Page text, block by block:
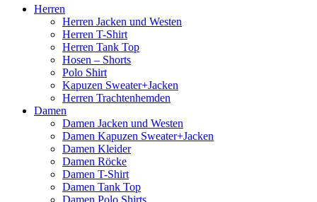
Herren
Herren Jacken und Westen
Herren T-Shirt
Herren Tank Top
Hosen – Shorts
Polo Shirt
Kapuzen Sweater+Jacken
Herren Trachtenhemden
Damen
Damen Jacken und Westen
Damen Kapuzen Sweater+Jacken
Damen Kleider
Damen Röcke
Damen T-Shirt
Damen Tank Top
Damen Polo Shirts